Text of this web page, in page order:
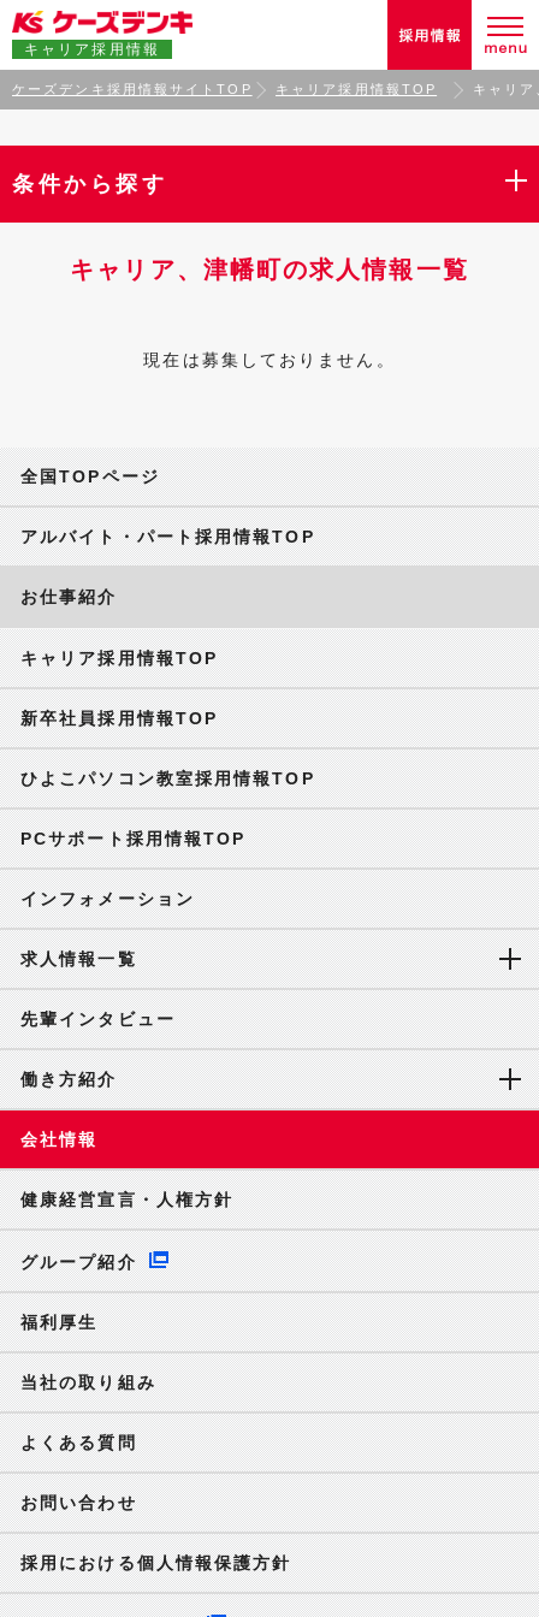
キャリア採用情報
ケーズデンキ採用情報サイトTOP キャリア採用情報TOP キャリ
条件から探す
キャリア、津幡町の求人情報一覧
現在は募集しておりません。
全国TOPページ
アルバイト・パート採用情報TOP
お仕事紹介
キャリア採用情報TOP
新卒社員採用情報TOP
ひよこパソコン教室採用情報TOP
PCサポート採用情報TOP
インフォメーション
求人情報一覧
先輩インタビュー
働き方紹介
会社情報
健康経営宣言・人権方針
グループ紹介
福利厚生
当社の取り組み
よくある質問
お問い合わせ
採用における個人情報保護方針